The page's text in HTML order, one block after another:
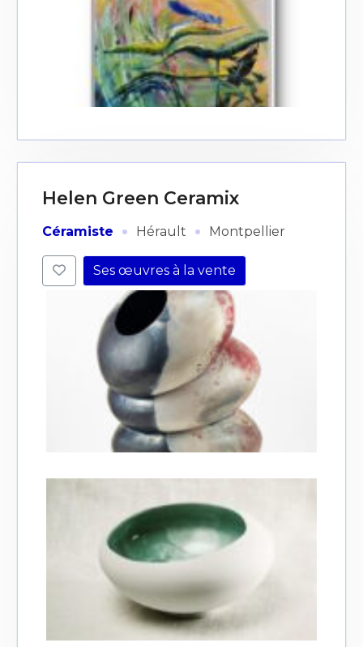
Helen Green Ceramix
Céramiste · Hérault · Montpellier
Ses œuvres à la vente